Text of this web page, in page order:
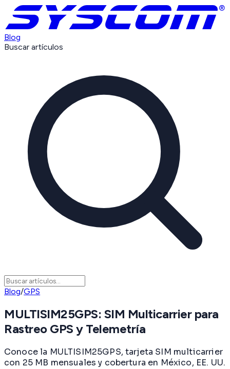
Blog
Buscar artículos
Blog/GPS
MULTISIM25GPS: SIM Multicarrier para
Rastreo GPS y Telemetría
Conoce la MULTISIM25GPS, tarjeta SIM multicarrier
con 25 MB mensuales y cobertura en México, EE. UU.